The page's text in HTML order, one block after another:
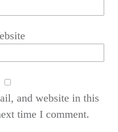
and website in this
time I comment.